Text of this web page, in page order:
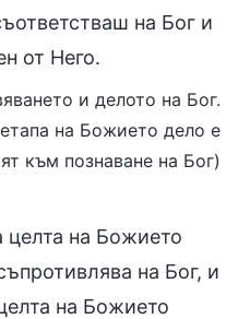
на Бог и
от Него.
и делото на Бог.
на Божието дело е
към познаване на Бог)
целта на Божието
на Бог, и
на Божието